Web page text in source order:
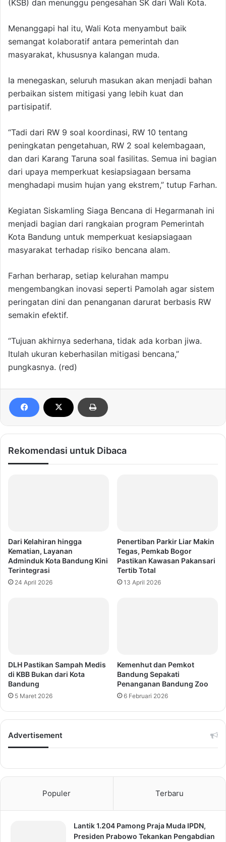
(KSB) dan menunggu pengesahan SK dari Wali Kota.
Menanggapi hal itu, Wali Kota menyambut baik
semangat kolaboratif antara pemerintah dan
masyarakat, khususnya kalangan muda.
Ia menegaskan, seluruh masukan akan menjadi bahan
perbaikan sistem mitigasi yang lebih kuat dan
partisipatif.
“Tadi dari RW 9 soal koordinasi, RW 10 tentang
peningkatan pengetahuan, RW 2 soal kelembagaan,
dan dari Karang Taruna soal fasilitas. Semua ini bagian
dari upaya memperkuat kesiapsiagaan bersama
menghadapi musim hujan yang ekstrem,” tutup Farhan.
Kegiatan Siskamling Siaga Bencana di Hegarmanah ini
menjadi bagian dari rangkaian program Pemerintah
Kota Bandung untuk memperkuat kesiapsiagaan
masyarakat terhadap risiko bencana alam.
Farhan berharap, setiap kelurahan mampu
mengembangkan inovasi seperti Pamolah agar sistem
peringatan dini dan penanganan darurat berbasis RW
semakin efektif.
“Tujuan akhirnya sederhana, tidak ada korban jiwa.
Itulah ukuran keberhasilan mitigasi bencana,”
pungkasnya. (red)
Rekomendasi untuk Dibaca
Dari Kelahiran hingga
Kematian, Layanan
Adminduk Kota Bandung Kini
Terintegrasi
24 April 2026
Penertiban Parkir Liar Makin
Tegas, Pemkab Bogor
Pastikan Kawasan Pakansari
Tertib Total
13 April 2026
DLH Pastikan Sampah Medis
di KBB Bukan dari Kota
Bandung
5 Maret 2026
Kemenhut dan Pemkot
Bandung Sepakati
Penanganan Bandung Zoo
6 Februari 2026
Advertisement
Populer Terbaru
Lantik 1.204 Pamong Praja Muda IPDN,
Presiden Prabowo Tekankan Pengabdian